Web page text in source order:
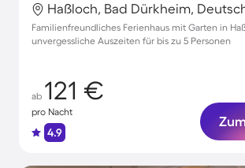
Haßloch, Bad Dürkheim,
Familienfreundliches Ferienhaus mit Garten in
unvergessliche Auszeiten für bis zu 5 Personen
ab 121 €
pro Nacht
4.9